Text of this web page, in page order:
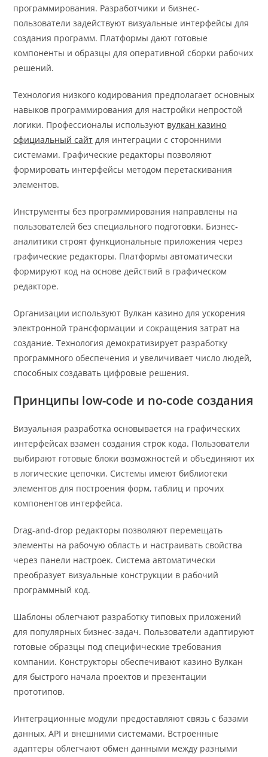
программирования. Разработчики и бизнес-
пользователи задействуют визуальные интерфейсы для
создания программ. Платформы дают готовые
компоненты и образцы для оперативной сборки рабочих
решений.
Технология низкого кодирования предполагает основных
навыков программирования для настройки непростой
логики. Профессионалы используют вулкан казино
официальный сайт для интеграции с сторонними
системами. Графические редакторы позволяют
формировать интерфейсы методом перетаскивания
элементов.
Инструменты без программирования направлены на
пользователей без специального подготовки. Бизнес-
аналитики строят функциональные приложения через
графические редакторы. Платформы автоматически
формируют код на основе действий в графическом
редакторе.
Организации используют Вулкан казино для ускорения
электронной трансформации и сокращения затрат на
создание. Технология демократизирует разработку
программного обеспечения и увеличивает число людей,
способных создавать цифровые решения.
Принципы low-code и no-code создания
Визуальная разработка основывается на графических
интерфейсах взамен создания строк кода. Пользователи
выбирают готовые блоки возможностей и объединяют их
в логические цепочки. Системы имеют библиотеки
элементов для построения форм, таблиц и прочих
компонентов интерфейса.
Drag-and-drop редакторы позволяют перемещать
элементы на рабочую область и настраивать свойства
через панели настроек. Система автоматически
преобразует визуальные конструкции в рабочий
программный код.
Шаблоны облегчают разработку типовых приложений
для популярных бизнес-задач. Пользователи адаптируют
готовые образцы под специфические требования
компании. Конструкторы обеспечивают казино Вулкан
для быстрого начала проектов и презентации
прототипов.
Интеграционные модули предоставляют связь с базами
данных, API и внешними системами. Встроенные
адаптеры облегчают обмен данными между разными